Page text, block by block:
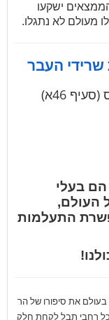
ישקעו
מעולם לא נתגלו.
שרידי העבר
46א)
בעלי
העולם,
התעלמות
במטרה להפיץ בעולם את סיפורו של הר
רחבי תבל לקחת חלק